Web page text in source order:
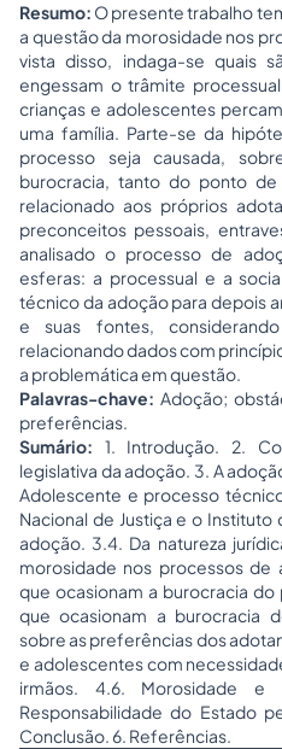
Resumo: O presente trabalho
a questão da morosidade nos
vista disso, indaga-se quais
engessam o trâmite
crianças e adolescentes
uma família. Parte-se da
processo seja causada,
burocracia, tanto do ponto
relacionado aos próprios
preconceitos pessoais,
analisado o processo de
esferas: a processual e a
técnico da adoção para depois
e suas fontes,
relacionando dados com
a problemática em questão.
Palavras-chave: Adoção;
preferências.
Sumário: 1. Introdução. 2.
legislativa da adoção. 3. A
Adolescente e processo
Nacional de Justiça e o
adoção. 3.4. Da natureza
morosidade nos processos de
que ocasionam a burocracia
que ocasionam a burocracia
sobre as preferências dos
e adolescentes com
irmãos. 4.6. Morosidade e
Responsabilidade do Estado
Conclusão. 6. Referências.